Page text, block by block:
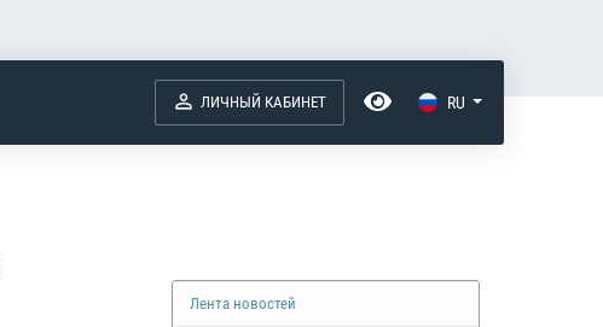
ЛИЧНЫЙ КАБИНЕТ RU
Лента новостей